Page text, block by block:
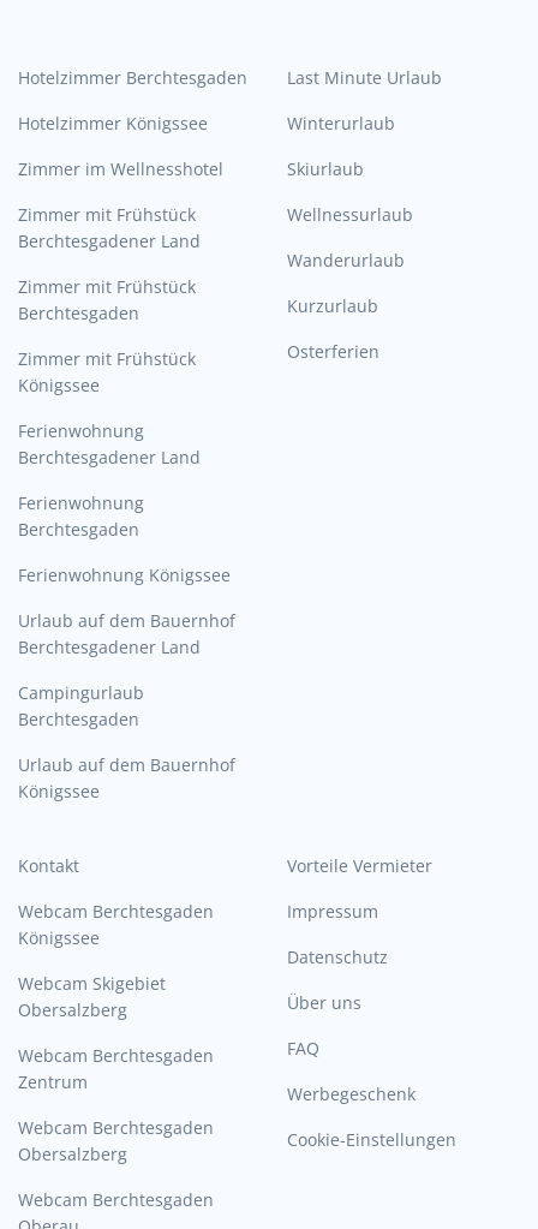
Hotelzimmer Berchtesgaden
Hotelzimmer Königssee
Zimmer im Wellnesshotel
Zimmer mit Frühstück
Berchtesgadener Land
Zimmer mit Frühstück
Berchtesgaden
Zimmer mit Frühstück
Königssee
Ferienwohnung
Berchtesgadener Land
Ferienwohnung
Berchtesgaden
Ferienwohnung Königssee
Urlaub auf dem Bauernhof
Berchtesgadener Land
Campingurlaub
Berchtesgaden
Urlaub auf dem Bauernhof
Königssee
Last Minute Urlaub
Winterurlaub
Skiurlaub
Wellnessurlaub
Wanderurlaub
Kurzurlaub
Osterferien
Kontakt
Webcam Berchtesgaden
Königssee
Webcam Skigebiet
Obersalzberg
Webcam Berchtesgaden
Zentrum
Webcam Berchtesgaden
Obersalzberg
Webcam Berchtesgaden
Vorteile Vermieter
Impressum
Datenschutz
Über uns
FAQ
Werbegeschenk
Cookie-Einstellungen